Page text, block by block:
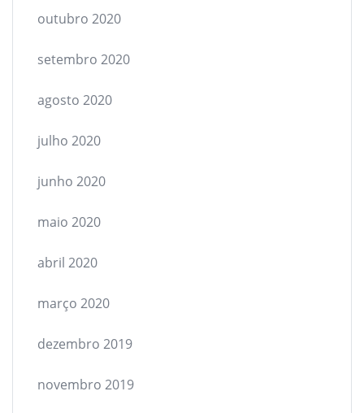
outubro 2020
setembro 2020
agosto 2020
julho 2020
junho 2020
maio 2020
abril 2020
março 2020
dezembro 2019
novembro 2019